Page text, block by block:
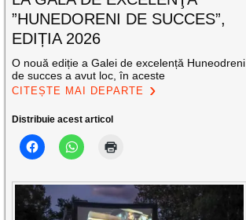
”HUNEDORENI DE SUCCES”,
EDIȚIA 2026
O nouă ediție a Galei de excelență Huneodreni
de succes a avut loc, în aceste
CITEȘTE MAI DEPARTE
Distribuie acest articol